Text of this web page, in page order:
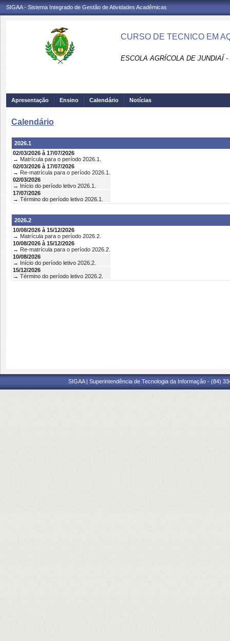
SIGAA - Sistema Integrado de Gestão de Atividades Acadêmicas
CURSO DE TECNICO EM
ESCOLA AGRÍCOLA DE JUNDIAÍ -
Apresentação Ensino Calendário Notícias
Calendário
2026.1
02/03/2026 à 17/07/2026
→ Matrícula para o período 2026.1.
02/03/2026 à 17/07/2026
→ Re-matrícula para o período 2026.1.
02/03/2026
→ Início do período letivo 2026.1.
17/07/2026
→ Término do período letivo 2026.1.
2026.2
10/08/2026 à 15/12/2026
→ Matrícula para o período 2026.2.
10/08/2026 à 15/12/2026
→ Re-matrícula para o período 2026.2.
10/08/2026
→ Início do período letivo 2026.2.
15/12/2026
→ Término do período letivo 2026.2.
SIGAA | Superintendência de Tecnologia da Informação - (84)